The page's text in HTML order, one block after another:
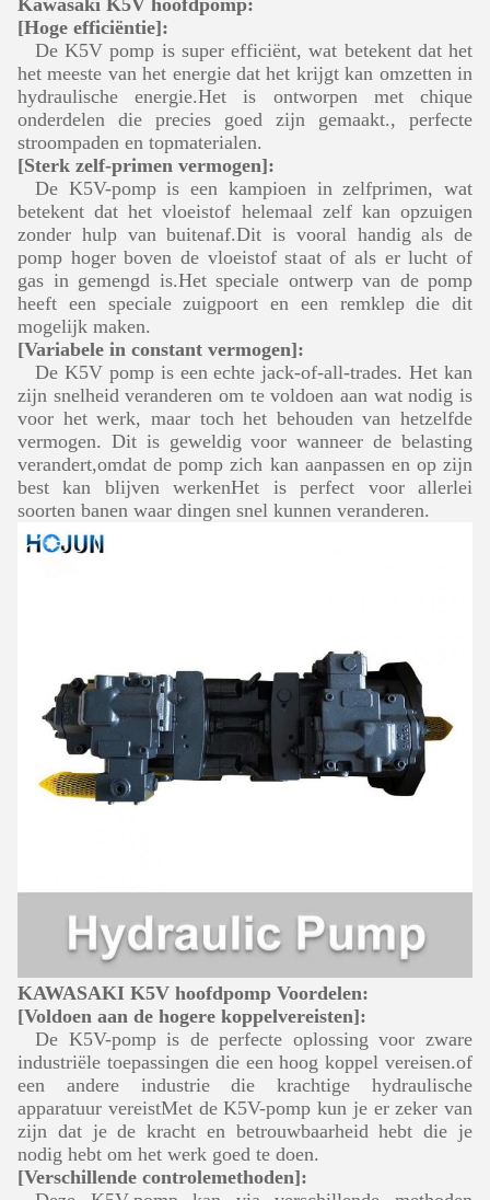
Kawasaki K5V hoofdpomp:
[Hoge efficiëntie]:
De K5V pomp is super efficiënt, wat betekent dat het
het meeste van het energie dat het krijgt kan omzetten in
hydraulische energie.Het is ontworpen met chique
onderdelen die precies goed zijn gemaakt., perfecte
stroompaden en topmaterialen.
[Sterk zelf-primen vermogen]:
De K5V-pomp is een kampioen in zelfprimen, wat
betekent dat het vloeistof helemaal zelf kan opzuigen
zonder hulp van buitenaf.Dit is vooral handig als de
pomp hoger boven de vloeistof staat of als er lucht of
gas in gemengd is.Het speciale ontwerp van de pomp
heeft een speciale zuigpoort en een remklep die dit
mogelijk maken.
[Variabele in constant vermogen]:
De K5V pomp is een echte jack-of-all-trades. Het kan
zijn snelheid veranderen om te voldoen aan wat nodig is
voor het werk, maar toch het behouden van hetzelfde
vermogen. Dit is geweldig voor wanneer de belasting
verandert,omdat de pomp zich kan aanpassen en op zijn
best kan blijven werkenHet is perfect voor allerlei
soorten banen waar dingen snel kunnen veranderen.
KAWASAKI K5V hoofdpomp Voordelen:
[Voldoen aan de hogere koppelvereisten]:
De K5V-pomp is de perfecte oplossing voor zware
industriële toepassingen die een hoog koppel vereisen.of
een andere industrie die krachtige hydraulische
apparatuur vereistMet de K5V-pomp kun je er zeker van
zijn dat je de kracht en betrouwbaarheid hebt die je
nodig hebt om het werk goed te doen.
[Verschillende controlemethoden]: